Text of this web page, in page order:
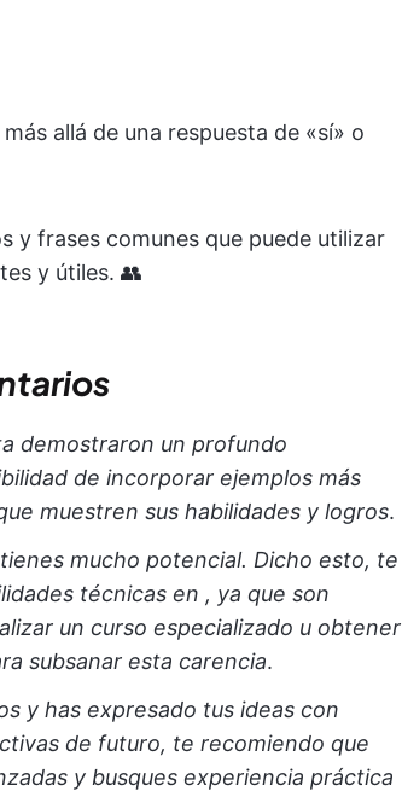
allá de una respuesta de «sí» o
y frases comunes que puede utilizar
y útiles. 👥
demostraron un profundo
de incorporar ejemplos más
muestren sus habilidades y logros.
mucho potencial. Dicho esto, te
técnicas en , ya que son
un curso especializado u obtener
subsanar esta carencia.
y has expresado tus ideas con
de futuro, te recomiendo que
y busques experiencia práctica